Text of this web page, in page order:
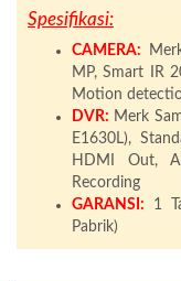
Spesifikasi:
CAMERA:
MP, Smart IR
Motion
DVR: Merk
E1630L),
HDMI Out,
Recording
GARANSI: 1
Pabrik)